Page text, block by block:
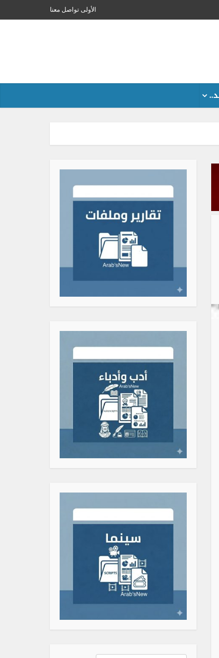
الأولى تواصل معنا